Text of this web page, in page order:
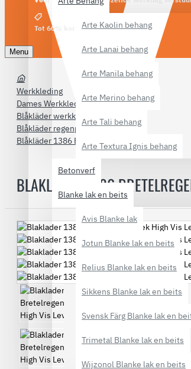
Arte Kaolin behang
Arte Lanai behang
Arte Manila behang
Arte Merino behang
Arte Tali behang
Arte Textura Ignis behang
Betonverf
Blanke lak en beits
Avis Blanke lak
Jotun Blanke lak en beits
Relius Blanke lak en beits
Sikkens Blanke lak en beits
Svensk Färg Blanke lak en
Trimetal Blanke lak en beits
Wijzonol Blanke lak en beits
Tot 60% korting
Menu
Werkkleding
Dames Werkkleding
Blåkläder werkkleding
Blåkläder regenpakken
Blåkläder 1386 Bretelregenbroek Level 3
BLAKLADER 1386